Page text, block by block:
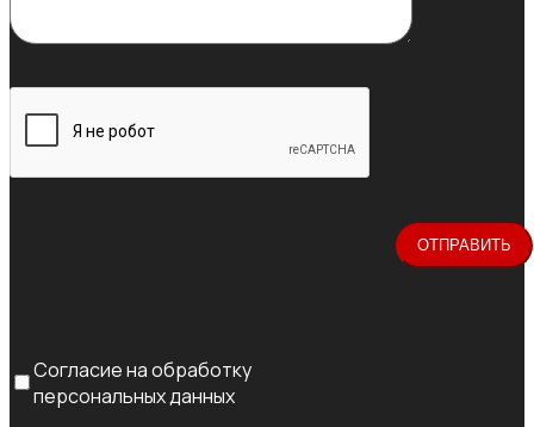
Согласие на обработку
персональных данных